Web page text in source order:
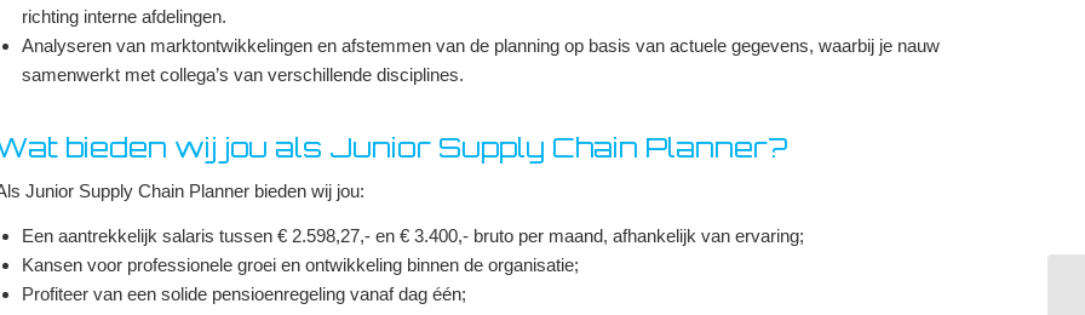
richting interne afdelingen.
Analyseren van marktontwikkelingen en afstemmen van de planning op basis van actuele gegevens, waarbij je nauw
samenwerkt met collega’s van verschillende disciplines.
bieden wij jou als Junior Supply Chain Planner?
Junior Supply Chain Planner bieden wij jou:
Een aantrekkelijk salaris tussen € 2.598,27,- en € 3.400,- bruto per maand, afhankelijk van ervaring;
Kansen voor professionele groei en ontwikkeling binnen de organisatie;
Profiteer van een solide pensioenregeling vanaf dag één;